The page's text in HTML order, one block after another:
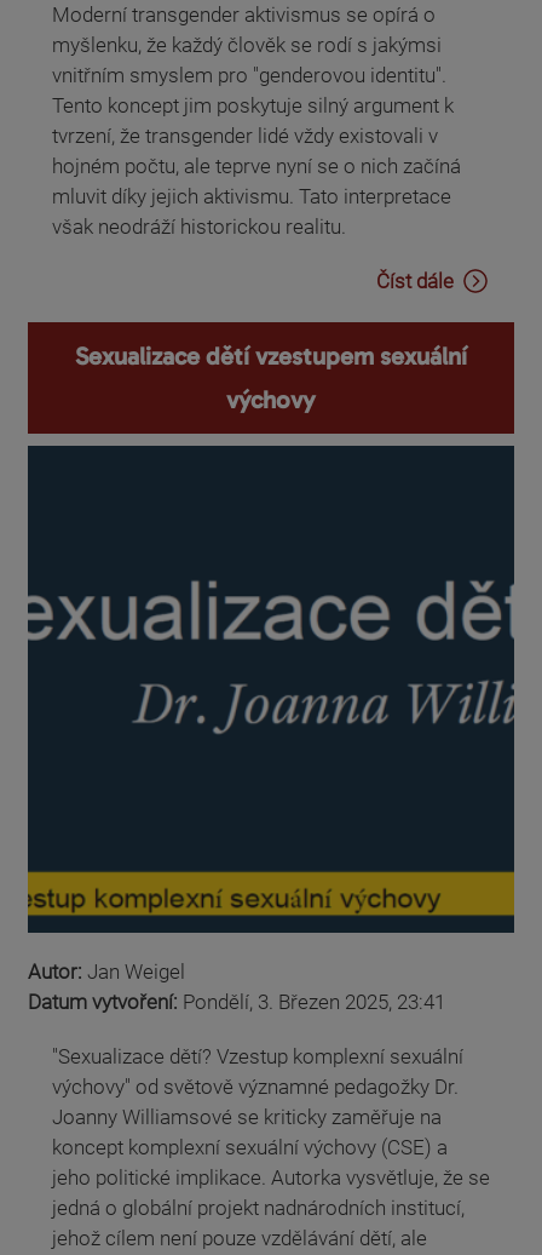
Moderní transgender aktivismus se opírá o
myšlenku, že každý člověk se rodí s jakýmsi
vnitřním smyslem pro "genderovou identitu".
Tento koncept jim poskytuje silný argument k
tvrzení, že transgender lidé vždy existovali v
hojném počtu, ale teprve nyní se o nich začíná
mluvit díky jejich aktivismu. Tato interpretace
však neodráží historickou realitu.
Číst dále
Sexualizace dětí vzestupem sexuální
výchovy
Autor: Jan Weigel
Datum vytvoření: Pondělí, 3. Březen 2025, 23:41
"Sexualizace dětí? Vzestup komplexní sexuální
výchovy" od světově významné pedagožky Dr.
Joanny Williamsové se kriticky zaměřuje na
koncept komplexní sexuální výchovy (CSE) a
jeho politické implikace. Autorka vysvětluje, že se
jedná o globální projekt nadnárodních institucí,
jehož cílem není pouze vzdělávání dětí, ale